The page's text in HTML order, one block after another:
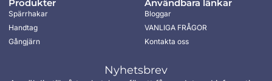
Produkter
Spärrhakar
Handtag
Gångjärn
Användbara länkar
Bloggar
VANLIGA FRÅGOR
Kontakta oss
Nyhetsbrev